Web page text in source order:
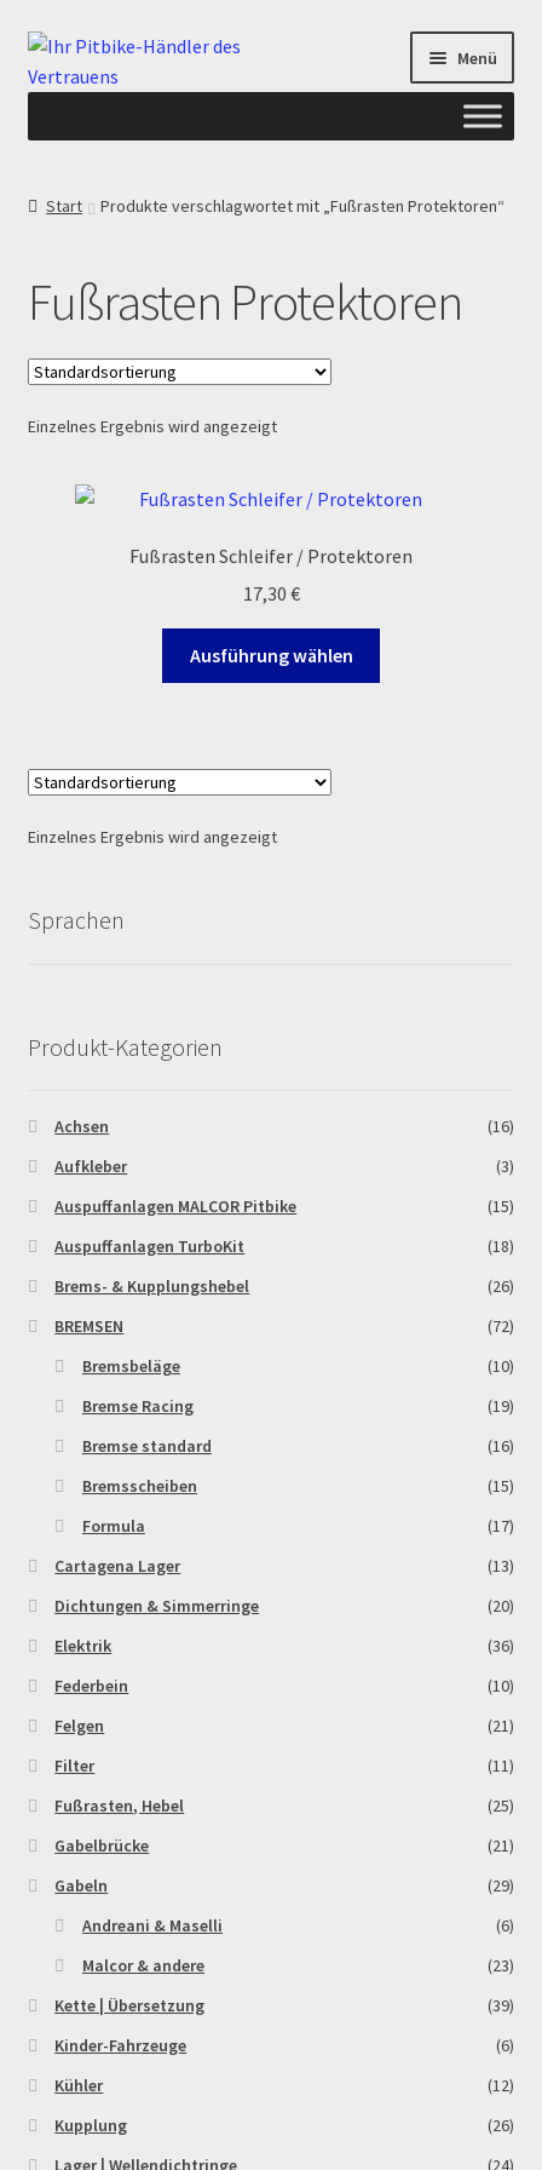
Zur
Navigation
Zum
Inhalt
Menü
Checkout
Datenschutzerklärung
Devolución
Echtheit von Bewertungen
Ersatzteile Pitbike
Kontakt
MALCOR PITCROSS / DIRTBIKE
Mein Konto
Member Directory
MERCHANDISE
My Account
My Profile
Newsletter
Order Confirmation
Pitbike Junior
Pitbike-Training
TOPstrecken
POLITICA DE COOKIES
Rennserien-Veranstalter
Start Produkte verschlagwortet mit „Fußrasten Protektoren“
Fußrasten Protektoren
Einzelnes Ergebnis wird angezeigt
Fußrasten Schleifer / Protektoren
17,30 €
Ausführung wählen
Einzelnes Ergebnis wird angezeigt
Sprachen
Produkt-Kategorien
Achsen
(16)
Aufkleber
(3)
Auspuffanlagen MALCOR Pitbike
(15)
Auspuffanlagen TurboKit
(18)
Brems- & Kupplungshebel
(26)
BREMSEN
(72)
Bremsbeläge
(10)
Bremse Racing
(19)
Bremse standard
(16)
Bremsscheiben
(15)
Formula
(17)
Cartagena Lager
(13)
Dichtungen & Simmerringe
(20)
Elektrik
(36)
Federbein
(10)
Felgen
(21)
Filter
(11)
Fußrasten, Hebel
(25)
Gabelbrücke
(21)
Gabeln
(29)
Andreani & Maselli
(6)
Malcor & andere
(23)
Kette | Übersetzung
(39)
Kinder-Fahrzeuge
(6)
Kühler
(12)
Kupplung
(26)
Lager | Wellendichtringe
(24)